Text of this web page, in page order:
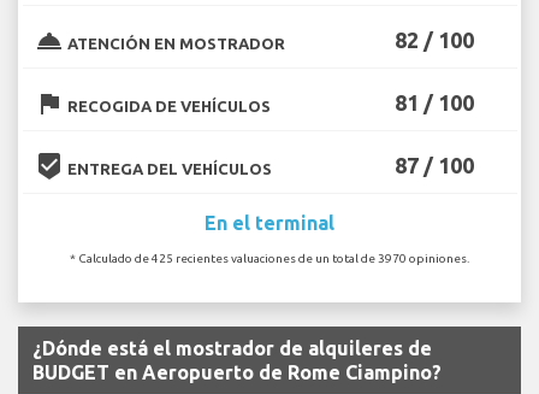
room_service ATENCIÓN EN MOSTRADOR 82 / 100
flag RECOGIDA DE VEHÍCULOS 81 / 100
beenhere ENTREGA DEL VEHÍCULOS 87 / 100
En el terminal
* Calculado de 425 recientes valuaciones de un total de 3970 opiniones.
¿Dónde está el mostrador de alquileres de
BUDGET en Aeropuerto de Rome Ciampino?